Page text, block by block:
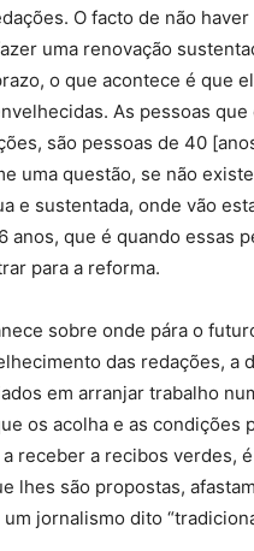
O facto de não haver
uma renovação
o que acontece é que
As pessoas que
são pessoas de 40
uma questão, se não
e sustentada, onde vão
anos, que é quando essas
para a reforma.
sobre onde pára o
das redações, a
em arranjar trabalho
os acolha e as condições
receber a recibos verdes,
lhes são propostas,
jornalismo dito